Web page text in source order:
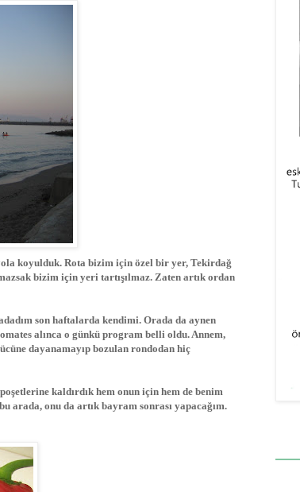
koyulduk. Rota bizim için özel bir yer, Tekirdağ
bizim için yeri tartışılmaz. Zaten artık ordan
son haftalarda kendimi. Orada da aynen
alınca o günkü program belli oldu. Annem,
dayanamayıp bozulan rondodan hiç
kaldırdık hem onun için hem de benim
arada, onu da artık bayram sonrası yapacağım.